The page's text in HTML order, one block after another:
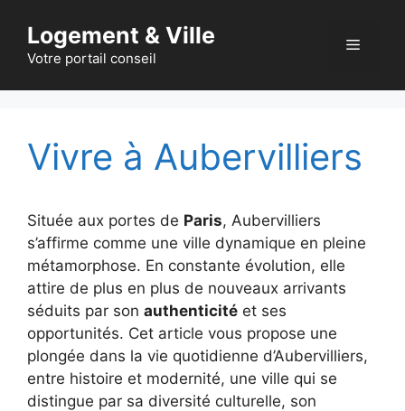
contenu
Logement & Ville
Votre portail conseil
Menu
Vivre à Aubervilliers
Située aux portes de Paris, Aubervilliers
s’affirme comme une ville dynamique en pleine
métamorphose. En constante évolution, elle
attire de plus en plus de nouveaux arrivants
séduits par son authenticité et ses
opportunités. Cet article vous propose une
plongée dans la vie quotidienne d’Aubervilliers,
entre histoire et modernité, une ville qui se
distingue par sa diversité culturelle, son